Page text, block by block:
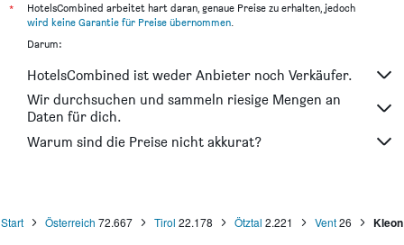
*
HotelsCombined arbeitet hart daran, genaue Preise zu erhalten, jedoch
wird keine Garantie für Preise übernommen.
Darum:
HotelsCombined ist weder Anbieter noch Verkäufer.
Wir durchsuchen und sammeln riesige Mengen an
Daten für dich.
Warum sind die Preise nicht akkurat?
Start Österreich 72.667 Tirol 22.178 Ötztal 2.221 Vent26 Kleon